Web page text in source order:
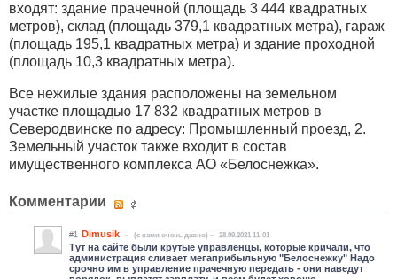
входят: здание прачечной (площадь 3 444 квадратных
метров), склад (площадь 379,1 квадратных метра), гараж
(площадь 195,1 квадратных метра) и здание проходной
(площадь 10,3 квадратных метра).
Все нежилые здания расположены на земельном
участке площадью 17 832 квадратных метров в
Северодвинске по адресу: Промышленный проезд, 2.
Земельный участок также входит в состав
имущественного комплекса АО «Белоснежка».
Комментарии
#1 Dimusik (c нами очень давно) 28.09.2021 11:01
Тут на сайте были крутые управленцы, которые кричали, что
администрация сливает мегаприбыльную "Белоснежку" Надо
срочно им в управление прачечную передать - они наведут